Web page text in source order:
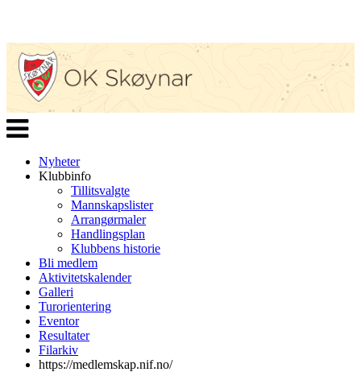
Veksle
navigasjon
Nyheter
Klubbinfo
Tillitsvalgte
Mannskapslister
Arrangørmaler
Handlingsplan
Klubbens historie
Bli medlem
Aktivitetskalender
Galleri
Turorientering
Eventor
Resultater
Filarkiv
https://medlemskap.nif.no/